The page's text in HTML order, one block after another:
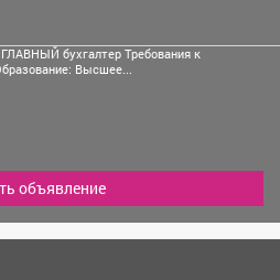
бухгалтер Требования к
Высшее...
объявление